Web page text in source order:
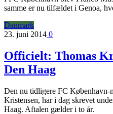
samme er nu tilfældet i Genoa,
Danmark
23. juni 2014 0
Officielt: Thomas
Den Haag
Den nu tidligere FC København-
Kristensen, har i dag skrevet
Haag. Aftalen gælder i to år.